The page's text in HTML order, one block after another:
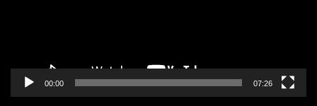
00:00 07:26